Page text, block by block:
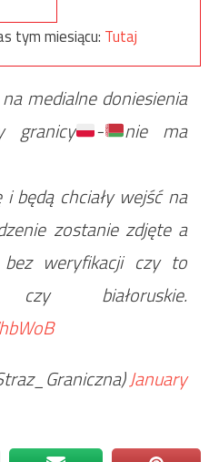
tym miesiącu: Tutaj
medialne doniesienia
granicy
-
nie ma
będą chciały wejść na
zostanie zdjęte a
weryfikacji czy to
białoruskie.
January